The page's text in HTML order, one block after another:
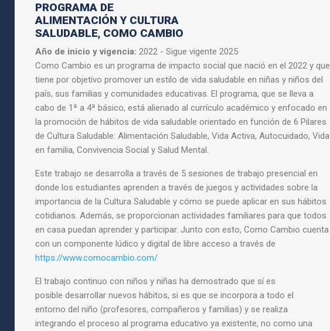
PROGRAMA DE
ALIMENTACIÓN Y CULTURA
SALUDABLE, COMO CAMBIO
Año de inicio y vigencia: 2022 - Sigue vigente 2025
Como Cambio es un programa de impacto social que nació en el 2022 y que
tiene por objetivo promover un estilo de vida saludable en niñas y niños del
país, sus familias y comunidades educativas. El programa, que se lleva a
cabo de 1ª a 4ª básico, está alienado al currículo académico y enfocado en
la promoción de hábitos de vida saludable orientado en función de 6 Pilares
de Cultura Saludable: Alimentación Saludable, Vida Activa, Autocuidado, Vida
en familia, Convivencia Social y Salud Mental.
Este trabajo se desarrolla a través de 5 sesiones de trabajo presencial en
donde los estudiantes aprenden a través de juegos y actividades sobre la
importancia de la Cultura Saludable y cómo se puede aplicar en sus hábitos
cotidianos. Además, se proporcionan actividades familiares para que todos
en casa puedan aprender y participar. Junto con esto, Como Cambio cuenta
con un componente lúdico y digital de libre acceso a través de
https://www.comocambio.com/
El trabajo continuo con niños y niñas ha demostrado que sí es
posible desarrollar nuevos hábitos, si es que se incorpora a todo el
entorno del niño (profesores, compañeros y familias) y se realiza
integrando el proceso al programa educativo ya existente, no como una